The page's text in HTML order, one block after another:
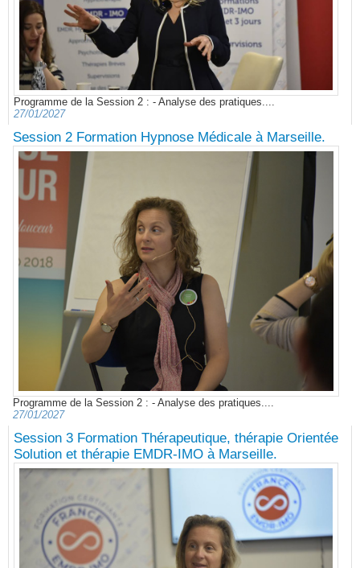
Programme de la Session 2 : - Analyse des pratiques....
27/01/2027
Session 2 Formation Hypnose Médicale à Marseille.
Programme de la Session 2 : - Analyse des pratiques....
27/01/2027
Session 3 Formation Thérapeutique, thérapie Orientée
Solution et thérapie EMDR-IMO à Marseille.